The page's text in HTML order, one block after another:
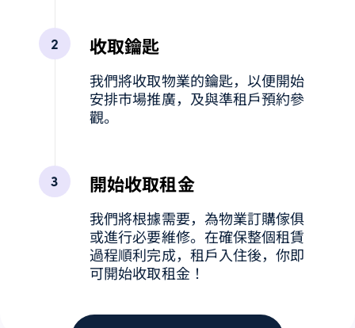
收取鑰匙
我們將收取物業的鑰匙，以便開始
安排市場推廣，及與準租戶預約參
觀。
開始收取租金
我們將根據需要，為物業訂購傢俱
或進行必要維修。在確保整個租賃
過程順利完成，租戶入住後，你即
可開始收取租金！